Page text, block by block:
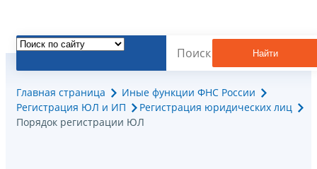
Найти
Главная страница
Иные функции ФНС России
Регистрация ЮЛ и ИП
Регистрация юридических лиц
Порядок регистрации ЮЛ